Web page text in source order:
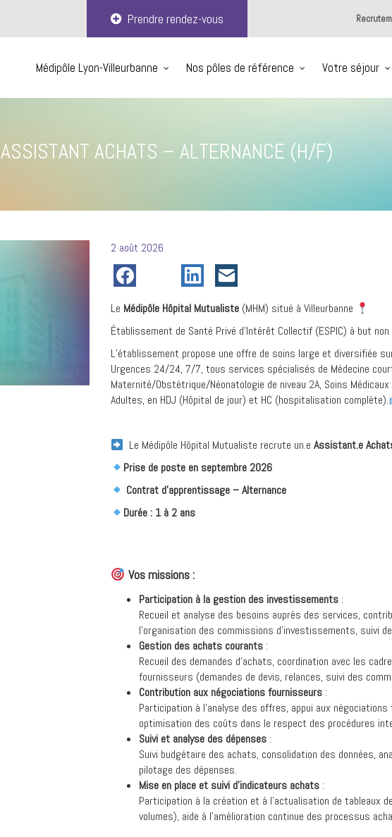
Prendre rendez-vous
Médipôle Lyon-Villeurbanne Nos pôles de référence Votre séjour
ASSISTANT ACHATS – ALTERNANCE (H/F)
Posté
le
2 août 2026
Le Médipôle Hôpital Mutualiste (MHM) situé à Villeurbanne
Établissement de Santé Privé d’Intérêt Collectif (ESPIC) à but
L’établissement propose une offre de soins large et diversifiée
Urgences 24/24, 7/7, tous services spécialisés de Médecine
Maternité/Obstétrique/Néonatologie de niveau 2A, Soins
Adultes, en HDJ (Hôpital de jour) et HC (hospitalisation complète).
Le Médipôle Hôpital Mutualiste recrute un.eAssistant.e
Prise de poste en septembre 2026
Contrat d’apprentissage – Alternance
Durée : 1 à 2 ans
Vos missions :
Participation à la gestion des investissements :
Recueil et analyse des besoins auprès des services,
l’organisation des commissions d’investissements, suivi
Gestion des achats courants :
Recueil des demandes d’achats, coordination avec les
fournisseurs (demandes de devis, relances, suivi des
Contribution aux négociations fournisseurs :
Participation à l’analyse des offres, appui aux
optimisation des coûts dans le respect des procédures
Suivi et analyse des dépenses :
Suivi budgétaire des achats, consolidation des données,
pilotage des dépenses.
Mise en place et suivi d’indicateurs achats :
Participation à la création et à l’actualisation de tableaux
volumes), aide à l’amélioration continue des processus